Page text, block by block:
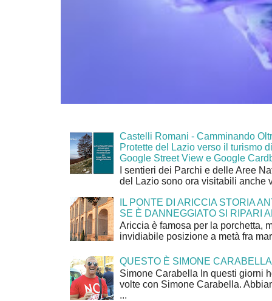
Castelli Romani - Camminando
Protette del Lazio verso il turismo
Google Street View e Google
I sentieri dei Parchi e delle Aree
del Lazio sono ora visitabili anche
IL PONTE DI ARICCIA STORIA
SE È DANNEGGIATO SI RIPARI
Ariccia è famosa per la porchetta,
invidiabile posizione a metà fra
QUESTO È SIMONE CARABELLA
Simone Carabella In questi giorni
volte con Simone Carabella.
...